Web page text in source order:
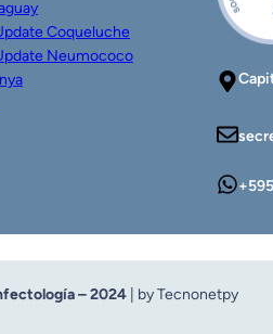
Coqueluche
Neumococo
– 2024| by Tecnonetpy